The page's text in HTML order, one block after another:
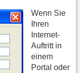
Wenn Sie
Ihren
Internet-
Auftritt in
einem
Portal oder